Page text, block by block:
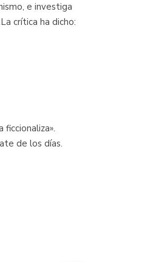
e investiga
crítica ha dicho:
de los días.